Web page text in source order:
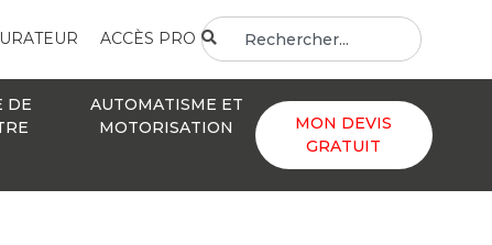
ACCÈS PRO
DE
AUTOMATISME ET
MOTORISATION
MON DEVIS
GRATUIT